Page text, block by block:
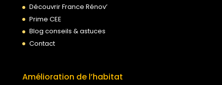
Découvrir France Rénov’
Prime CEE
Blog conseils & astuces
Contact
Amélioration de l’habitat